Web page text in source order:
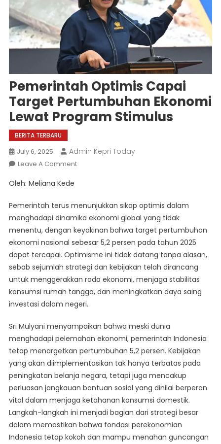
Pemerintah Optimis Capai
Target Pertumbuhan Ekonomi
Lewat Program Stimulus
BERITA TERBARU
July 6, 2025 Admin Kepri Today
Leave A CommentOn
Target
Pertumbuhan
Ekonomi
Lewat
Program
Stimulus
Oleh: Meliana Kede
Pemerintah terus menunjukkan sikap optimis dalam
menghadapi dinamika ekonomi global yang tidak
menentu, dengan keyakinan bahwa target pertumbuhan
ekonomi nasional sebesar 5,2 persen pada tahun 2025
dapat tercapai. Optimisme ini tidak datang tanpa alasan,
sebab sejumlah strategi dan kebijakan telah dirancang
untuk menggerakkan roda ekonomi, menjaga stabilitas
konsumsi rumah tangga, dan meningkatkan daya saing
investasi dalam negeri.
Sri Mulyani menyampaikan bahwa meski dunia
menghadapi pelemahan ekonomi, pemerintah Indonesia
tetap menargetkan pertumbuhan 5,2 persen. Kebijakan
yang akan diimplementasikan tak hanya terbatas pada
peningkatan belanja negara, tetapi juga mencakup
perluasan jangkauan bantuan sosial yang dinilai berperan
vital dalam menjaga ketahanan konsumsi domestik.
Langkah-langkah ini menjadi bagian dari strategi besar
dalam memastikan bahwa fondasi perekonomian
Indonesia tetap kokoh dan mampu menahan guncangan